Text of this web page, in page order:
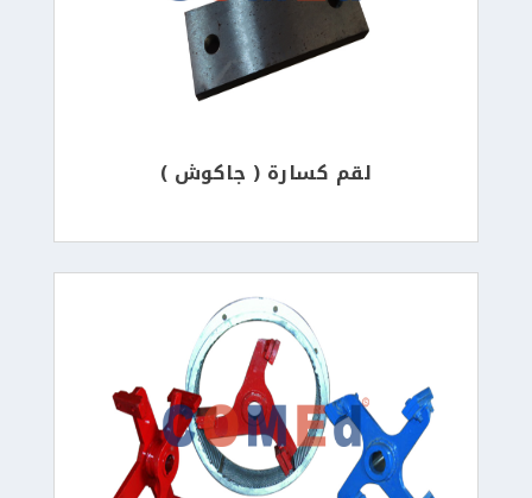
لقم كسارة ( جاكوش )